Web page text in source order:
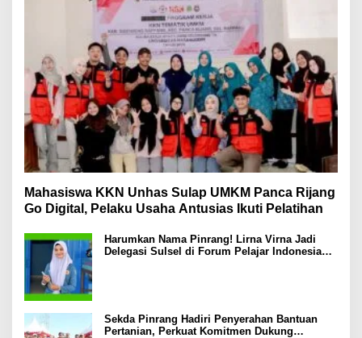
Mahasiswa KKN Unhas Sulap UMKM Panca Rijang
Go Digital, Pelaku Usaha Antusias Ikuti Pelatihan
Harumkan Nama Pinrang! Lirna Virna Jadi
Delegasi Sulsel di Forum Pelajar Indonesia
Sekda Pinrang Hadiri Penyerahan Bantuan
Pertanian, Perkuat Komitmen Dukung